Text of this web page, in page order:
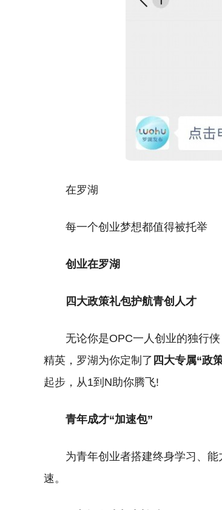
在罗湖
每一个创业梦想都值得被托举
创业在罗湖
四大政策礼包护航青创人才
无论你是OPC一人创业的独行
精英，罗湖为你定制了 四大专属“政
起步，从1到N助你腾飞!
青年成才“加速包”
为青年创业者搭建终身学习、
速。